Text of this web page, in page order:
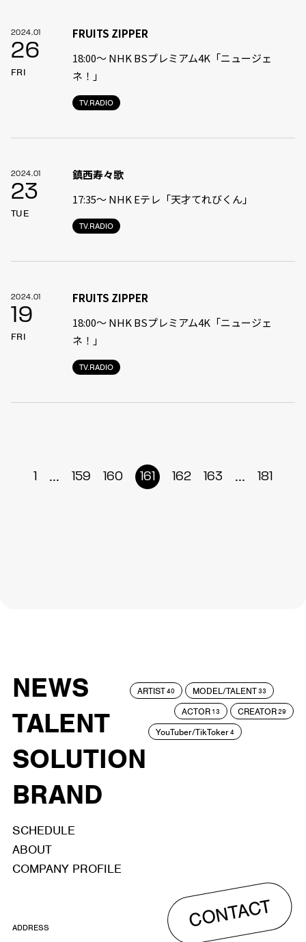
2024.01
26
FRI
TV.RADIO
FRUITS ZIPPER
18:00〜 NHK BSプレミアム4K「ニュージェ
ネ！」
2024.01
23
TUE
TV.RADIO
鎮西寿々歌
17:35〜 NHK Eテレ「天才てれびくん」
2024.01
19
FRI
TV.RADIO
FRUITS ZIPPER
18:00〜 NHK BSプレミアム4K「ニュージェ
ネ！」
1 ... 159 160 161 162 163 ... 181
NEWS
TALENT
SOLUTION
BRAND
ARTIST40 MODEL/TALENT33
ACTOR 13 CREATOR29
YouTuber/TikToker4
SCHEDULE
ABOUT
COMPANY PROFILE
CONTACT
ADDRESS